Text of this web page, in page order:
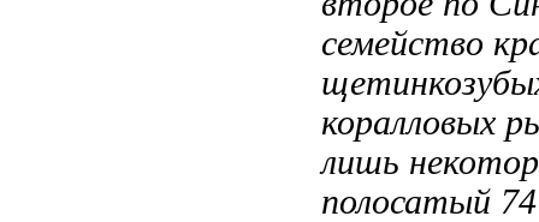
семейство
коралловых
лишь
полосатый